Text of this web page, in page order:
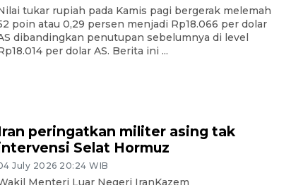
tukar rupiah pada Kamis pagi bergerak melemah
poin atau 0,29 persen menjadi Rp18.066 per dolar
dibandingkan penutupan sebelumnya di level
per dolar AS. Berita ini ...
peringatkan militer asing tak
Selat Hormuz
July 2026 20:24 WIB